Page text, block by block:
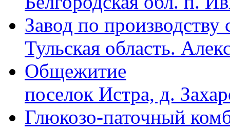
Завод по производству
Тульская область.
Общежитие
поселок Истра, д.
Глюкозо-паточный